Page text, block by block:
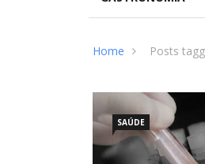
Home Posts
SAÚDE